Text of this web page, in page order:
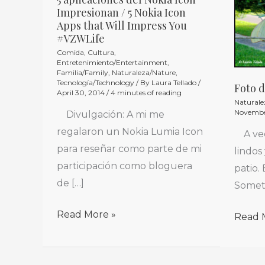
Impresionan / 5 Nokia Icon
Apps that Will Impress You
#VZWLife
Comida Cultura
Entretenimiento/Entertainment
Familia/Family Naturaleza/Nature
Tecnología/Technology / By Laura Tellado /
April 30, 2014 /4 minutes of reading
Divulgación: A mi me
regalaron un Nokia Lumia Icon
para reseñar como parte de mi
participación como bloguera
de […]
aplicaciones
del
Nokia
Icon
Impresionan
Nokia
Icon
Apps
that
Read More »
Foto
A
patio.
del
Día
/
Photo
of
the
Read